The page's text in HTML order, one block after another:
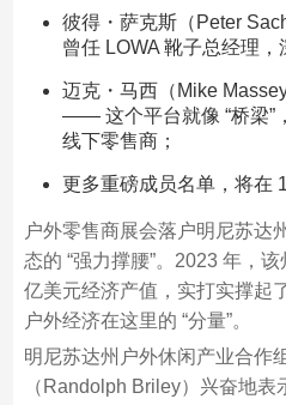
彼得・萨克斯（Peter
曾任 LOWA 靴子总经理，
迈克・马西（Mike
—— 这个平台就像 “桥梁”
线下零售商；​
更多重磅成员名单，将在
户外零售商展会落户明尼苏达
态的 “强力撑腰”。2023 年，
亿美元经济产值，实打实撑起
户外经济在这里的 “分量”。​
明尼苏达州户外休闲产业合作
（Randolph Briley）兴奋地表